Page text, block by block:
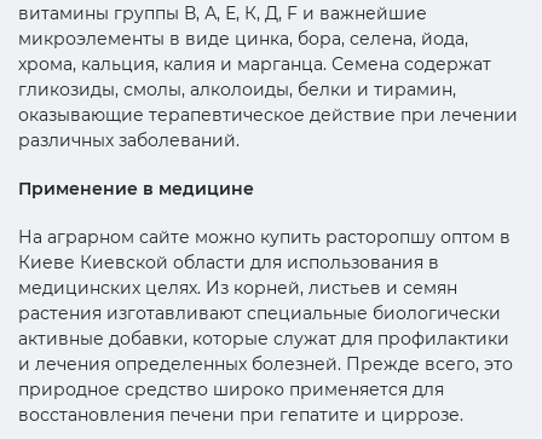
витамины группы В, А, Е, К, Д, F и важнейшие
микроэлементы в виде цинка, бора, селена, йода,
хрома, кальция, калия и марганца. Семена содержат
гликозиды, смолы, алколоиды, белки и тирамин,
оказывающие терапевтическое действие при лечении
различных заболеваний.
Применение в медицине
На аграрном сайте можно купить расторопшу оптом в
Киеве Киевской области для использования в
медицинских целях. Из корней, листьев и семян
растения изготавливают специальные биологически
активные добавки, которые служат для профилактики
и лечения определенных болезней. Прежде всего, это
природное средство широко применяется для
восстановления печени при гепатите и циррозе.